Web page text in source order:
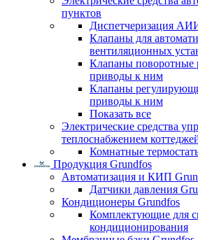
пунктов
Диспетчеризация
Клапаны для
вентиляционных
Клапаны поворотные
приводы к ним
Клапаны
приводы к ним
Показать все
Электрические средства
теплоснабжением
Комнатные
Продукция Grundfos
Автоматизация и КИП
Датчики давления
Кондиционеры Grundfos
Комплектующие для
кондиционирования